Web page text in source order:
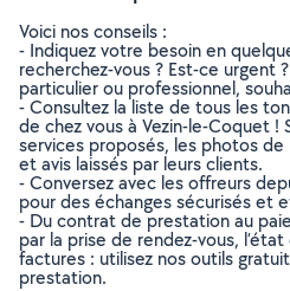
Voici nos conseils :
- Indiquez votre besoin en
recherchez-vous ? Est-ce urgent
particulier ou professionnel,
- Consultez la liste de tous les
de chez vous à Vezin-le-Coquet !
services proposés, les photos
et avis laissés par leurs clients.
- Conversez avec les offreurs
pour des échanges sécurisés et
- Du contrat de prestation au
par la prise de rendez-vous,
factures : utilisez nos outils
prestation.